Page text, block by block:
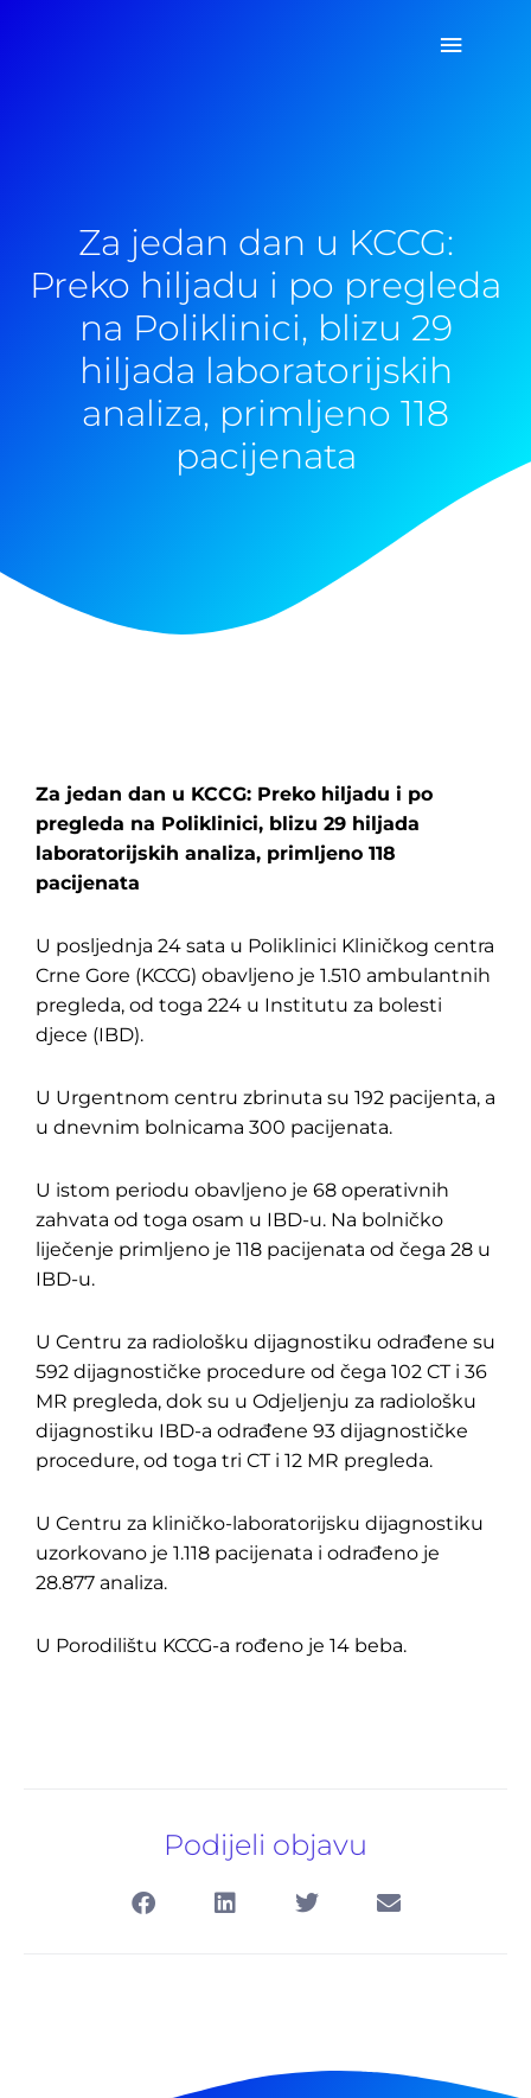
Glavni
Za jedan dan u KCCG:
Preko hiljadu i po pregleda
na Poliklinici, blizu 29
hiljada laboratorijskih
analiza, primljeno 118
pacijenata
Za jedan dan u KCCG: Preko hiljadu i po
pregleda na Poliklinici, blizu 29 hiljada
laboratorijskih analiza, primljeno 118
pacijenata
U posljednja 24 sata u Poliklinici Kliničkog centra
Crne Gore (KCCG) obavljeno je 1.510 ambulantnih
pregleda, od toga 224 u Institutu za bolesti
djece (IBD).
U Urgentnom centru zbrinuta su 192 pacijenta, a
u dnevnim bolnicama 300 pacijenata.
U istom periodu obavljeno je 68 operativnih
zahvata od toga osam u IBD-u. Na bolničko
liječenje primljeno je 118 pacijenata od čega 28 u
IBD-u.
U Centru za radiološku dijagnostiku odrađene su
592 dijagnostičke procedure od čega 102 CT i 36
MR pregleda, dok su u Odjeljenju za radiološku
dijagnostiku IBD-a odrađene 93 dijagnostičke
procedure, od toga tri CT i 12 MR pregleda.
U Centru za kliničko-laboratorijsku dijagnostiku
uzorkovano je 1.118 pacijenata i odrađeno je
28.877 analiza.
U Porodilištu KCCG-a rođeno je 14 beba.
Podijeli objavu